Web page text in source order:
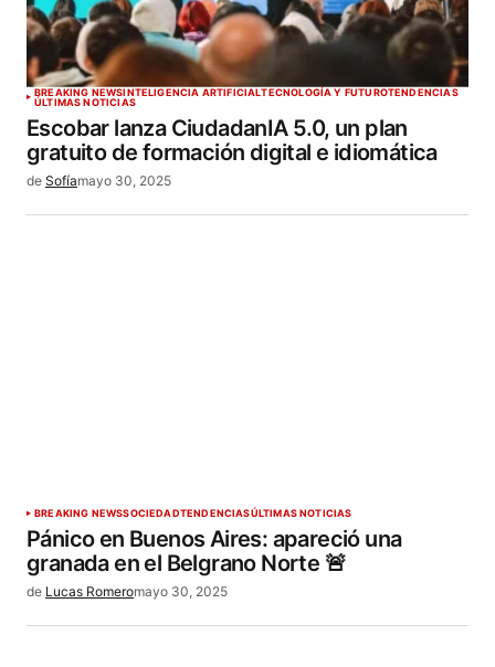
BREAKING NEWSINTELIGENCIA ARTIFICIALTECNOLOGÍA Y FUTUROTENDENCIAS
ÚLTIMAS NOTICIAS
Escobar lanza CiudadanIA 5.0, un plan
gratuito de formación digital e idiomática
de Sofíamayo 30, 2025
BREAKING NEWSSOCIEDADTENDENCIASÚLTIMAS NOTICIAS
Pánico en Buenos Aires: apareció una
granada en el Belgrano Norte 🚨
de Lucas Romeromayo 30, 2025